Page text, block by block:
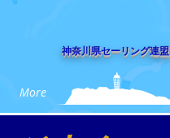
​神奈川県セーリング連盟
More